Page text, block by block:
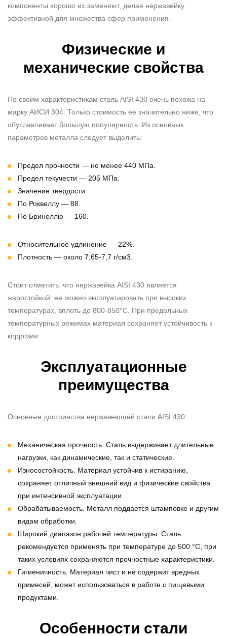
компоненты хорошо их заменяют, делая нержавейку
эффективной для множества сфер применения.
Физические и
механические свойства
По своим характеристикам сталь AISI 430 очень похожа на
марку АИСИ 304. Только стоимость ее значительно ниже, что
обуславливает большую популярность. Из основных
параметров металла следует выделить:
Предел прочности — не менее 440 МПа.
Предел текучести — 205 МПа.
Значение твердости:
По Роквеллу — 88.
По Бринеллю — 160.
Относительное удлинение — 22%.
Плотность — около 7,65-7,7 г/см3.
Стоит отметить, что нержавейка AISI 430 является
жаростойкой: ее можно эксплуатировать при высоких
температурах, вплоть до 800-850°C. При предельных
температурных режимах материал сохраняет устойчивость к
коррозии.
Эксплуатационные
преимущества
Основные достоинства нержавеющей стали AISI 430:
Механическая прочность. Сталь выдерживает длительные
нагрузки, как динамические, так и статические.
Износостойкость. Материал устойчив к истиранию,
сохраняет отличный внешний вид и физические свойства
при интенсивной эксплуатации.
Обрабатываемость. Металл поддается штамповке и другим
видам обработки.
Широкий диапазон рабочей температуры. Сталь
рекомендуется применять при температуре до 500 °C, при
таких условиях сохраняются прочностные характеристики.
Гигиеничность. Материал чист и не содержит вредных
примесей, может использоваться в работе с пищевыми
продуктами.
Особенности стали